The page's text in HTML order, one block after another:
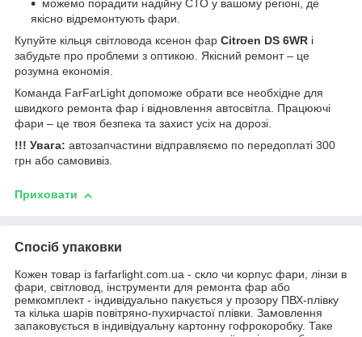
можемо порадити надійну СТО у вашому регіоні, де
якісно відремонтують фари.
Купуйте кільця світловода ксенон фар Citroen DS 6WR і
забудьте про проблеми з оптикою. Якісний ремонт – це
розумна економія.
Команда FarFarLight допоможе обрати все необхідне для
швидкого ремонта фар і відновлення автосвітла. Працюючі
фари – це твоя безпека та захист усіх на дорозі.
!!! Увага: автозапчастини відправляємо по передоплаті 300
грн або самовивіз.
Приховати
Спосіб упаковки
Кожен товар із farfarlight.com.ua - скло чи корпус фари, лінзи в
фари, світловод, інструменти для ремонта фар або
ремкомплект - індивідуально пакується у прозору ПВХ-плівку
та кілька шарів повітряно-пухирчастої плівки. Замовлення
запаковується в індивідуальну картонну гофрокоробку. Таке